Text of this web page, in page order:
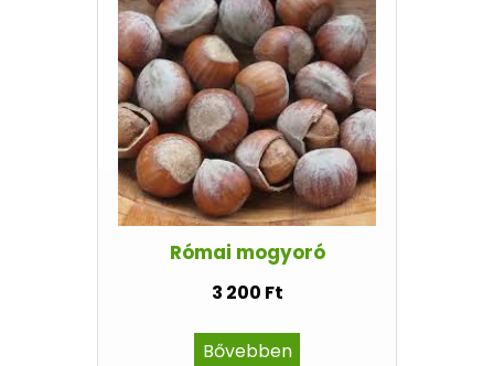
Római mogyoró
3 200 Ft
Bővebben